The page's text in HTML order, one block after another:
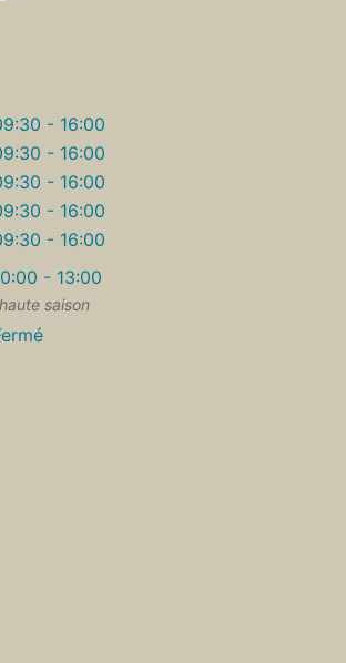
- 16:00
- 16:00
- 16:00
- 16:00
- 16:00
- 13:00
saison